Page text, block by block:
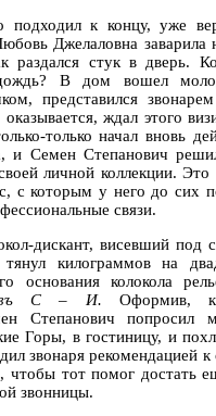
подходил к концу, уже
Джелаловна
раздался стук в дверь.
В дом вошел
представился
ждал этого
только начал вновь
и Семен Степанович
личной коллекции.
с которым у него до сих
связи.
дискант, висевший под
килограммов на
основания колокола
С – И. Оформив,
Степанович попросил
Горы, в гостиницу, и
звонаря рекомендацией
чтобы тот помог достать
звонницы.